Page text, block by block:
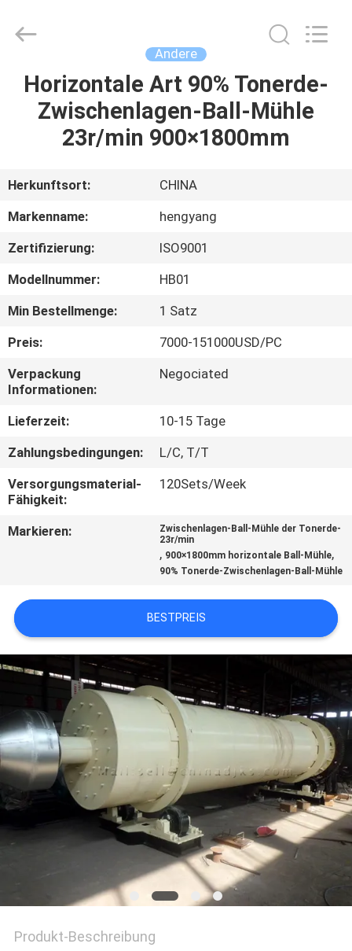
HAUS
PRODUKTE
ÜBER
UNS
FABRIK-
AUSFLUG
QUALITÄTSKONTROLLE
TRETEN
SIE
MIT
IN
VERBINDUNG
FÄLLE
SITEMAP
DATENSCHUTZRICHTLINIE
Industrial
Reserved.
Andere
Horizontale Art 90% Tonerde-
Zwischenlagen-Ball-Mühle
23r/min 900×1800mm
Herkunftsort:
CHINA
Markenname:
hengyang
Zertifizierung:
ISO9001
Modellnummer:
HB01
Min Bestellmenge:
1 Satz
Preis:
7000-151000USD/PC
Verpackung
Informationen:
Negociated
Lieferzeit:
10-15 Tage
Zahlungsbedingungen:
L/C, T/T
Versorgungsmaterial-
Fähigkeit:
120Sets/Week
Markieren:
Zwischenlagen-Ball-Mühle der Tonerde-
23r/min
, 900×1800mm horizontale Ball-Mühle,
90% Tonerde-Zwischenlagen-Ball-Mühle
BESTPREIS
Produkt-Beschreibung